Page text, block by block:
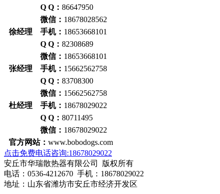
Q Q： 86647950
微信： 18678028562
徐经理 手机： 18653668101
Q Q： 82308689
微信： 18653668101
张经理 手机： 15662562758
Q Q： 83708300
微信： 15662562758
杜经理 手机： 18678029022
Q Q： 80711495
微信： 18678029022
官方网站： www.bobodogs.com
点击免费电话咨询:18678029022
安丘市华瑞散热器有限公司 版权所有
电话：0536-4212670 手机：18678029022
地址：山东省潍坊市安丘市经济开发区